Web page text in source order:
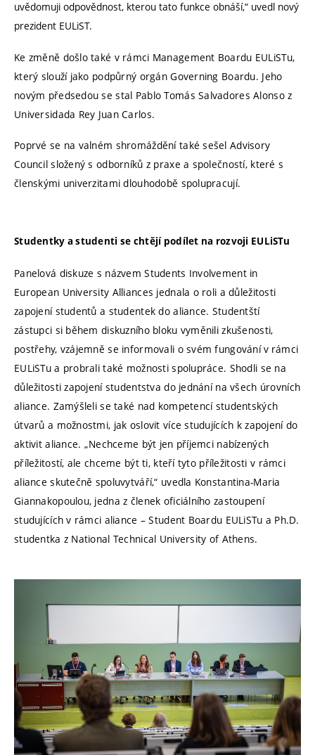
uvědomuji odpovědnost, kterou tato funkce obnáší,“ uvedl nový
prezident EULiST.
Ke změně došlo také v rámci Management Boardu EULiSTu,
který slouží jako podpůrný orgán Governing Boardu. Jeho
novým předsedou se stal Pablo Tomás Salvadores Alonso z
Universidada Rey Juan Carlos.
Poprvé se na valném shromáždění také sešel Advisory
Council složený s odborníků z praxe a společností, které s
členskými univerzitami dlouhodobě spolupracují.
Studentky a studenti se chtějí podílet na rozvoji EULiSTu
Panelová diskuze s názvem Students Involvement in
European University Alliances jednala o roli a důležitosti
zapojení studentů a studentek do aliance. Studentští
zástupci si během diskuzního bloku vyměnili zkušenosti,
postřehy, vzájemně se informovali o svém fungování v rámci
EULiSTu a probrali také možnosti spolupráce. Shodli se na
důležitosti zapojení studentstva do jednání na všech úrovních
aliance. Zamýšleli se také nad kompetencí studentských
útvarů a možnostmi, jak oslovit více studujících k zapojení do
aktivit aliance. „Nechceme být jen příjemci nabízených
příležitostí, ale chceme být ti, kteří tyto příležitosti v rámci
aliance skutečně spoluvytváří,“ uvedla Konstantina-Maria
Giannakopoulou, jedna z členek oficiálního zastoupení
studujících v rámci aliance – Student Boardu EULiSTu a Ph.D.
studentka z National Technical University of Athens.